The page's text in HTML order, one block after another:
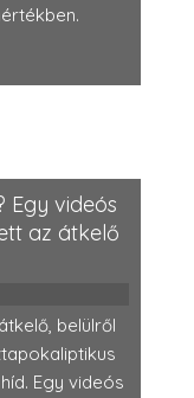
Egy videós
az átkelő
belülről
Egy videós